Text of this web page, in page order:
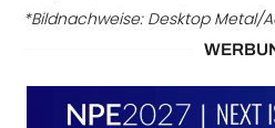
*Bildnachweise: Desktop Metal/